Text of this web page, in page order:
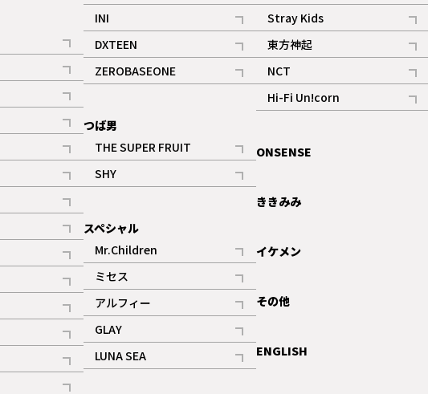
記事
ギャラリー
INI
記事
ギャラリー
DXTEEN
記事
ギャラリー
ZEROBASEONE
記事
つば男
THE SUPER FRUIT
記事
ギャラリー
SHY
記事
スペシャル
Mr.Children
記事
ミセス
記事
アルフィー
記事
GLAY
記事
LUNA SEA
記事
記事
Stray Kids
記事
東方神起
記事
NCT
記事
Hi-Fi Un!corn
記事
ONSENSE
ききみみ
イケメン
その他
ENGLISH